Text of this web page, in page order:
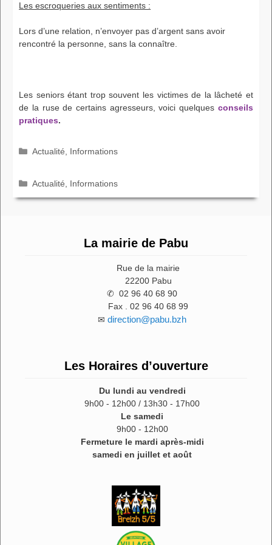
Les escroqueries aux sentiments :
Lors d’une relation, n’envoyer pas d’argent sans avoir
rencontré la personne, sans la connaître.
Les seniors étant trop souvent les victimes de la lâcheté et
de la ruse de certains agresseurs, voici quelques conseils
pratiques.
Catégories
Actualité, Informations
Catégories
Actualité, Informations
La mairie de Pabu
Rue de la mairie
22200 Pabu
✆ 02 96 40 68 90
Fax . 02 96 40 68 99
✉ direction@pabu.bzh
Les Horaires d’ouverture
Du lundi au vendredi
9h00 - 12h00 / 13h30 - 17h00
Le samedi
9h00 - 12h00
Fermeture le mardi après-midi
samedi en juillet et août